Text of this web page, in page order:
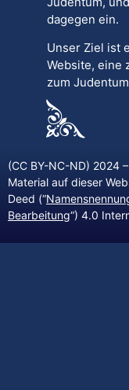
dagegen ein.
Unser Ziel ist
Website, eine
zum
(CC BY-NC-ND) 2024
Material auf dieser
Deed (“
Bearbeitung“) 4.0